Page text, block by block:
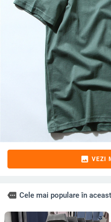
image VEZI
more Cele mai populare în